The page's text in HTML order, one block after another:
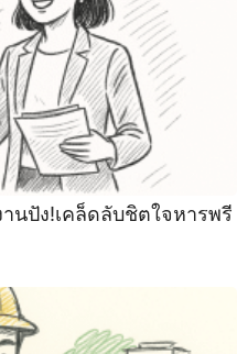
นปัง!เคล็ดลับชิตใจหารพรี